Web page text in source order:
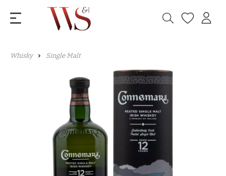
Whisky Single Malt